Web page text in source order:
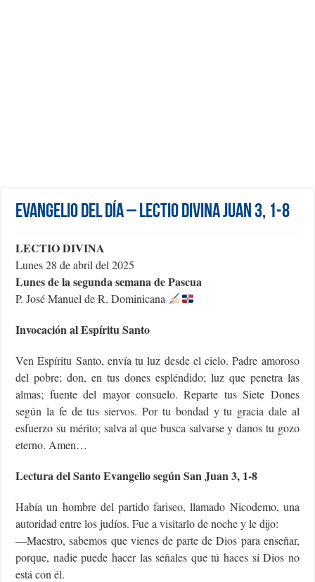
Evangelio del día – Lectio Divina Juan 3, 1-8
LECTIO DIVINA
Lunes 28 de abril del 2025
Lunes de la segunda semana de Pascua
P. José Manuel de R. Dominicana
Invocación al Espíritu Santo
Ven Espíritu Santo, envía tu luz desde el cielo. Padre amoroso
del pobre; don, en tus dones espléndido; luz que penetra las
almas; fuente del mayor consuelo. Reparte tus Siete Dones
según la fe de tus siervos. Por tu bondad y tu gracia dale al
esfuerzo su mérito; salva al que busca salvarse y danos tu gozo
eterno. Amen…
Lectura del Santo Evangelio según San Juan 3, 1-8
Había un hombre del partido fariseo, llamado Nicodemo, una
autoridad entre los judíos. Fue a visitarlo de noche y le dijo:
—Maestro, sabemos que vienes de parte de Dios para enseñar,
porque, nadie puede hacer las señales que tú haces si Dios no
está con él.